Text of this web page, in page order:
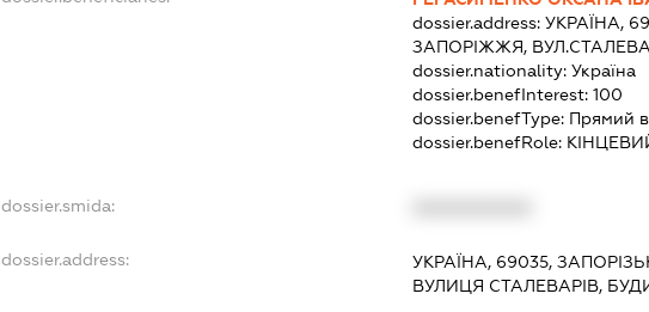
dossier.address:УКРАЇНА,
ЗАПОРІЖЖЯ,
dossier.nationality:Україна
dossier.benefInterest:100
dossier.benefType: Прямий
dossier.benefRole:
dossier.smida:
dossier.address:
УКРАЇНА, 69035,
ВУЛИЦЯ СТАЛЕВАРІВ,